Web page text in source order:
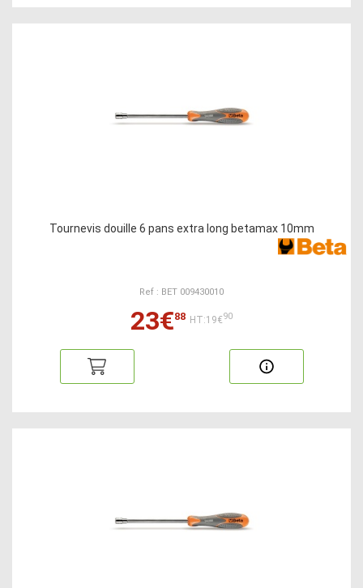
Tournevis douille 6 pans extra long betamax 10mm
Ref : BET 009430010
23€88 HT:19€90